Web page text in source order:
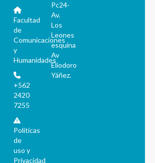
Facultad
de
Comunicaciones
y
Humanidades
+562
2420
7255
Políticas
de
uso y
Privacidad
Pc24-
Av.
Los
Leones
esquina
Av
Eliodoro
Yáñez.